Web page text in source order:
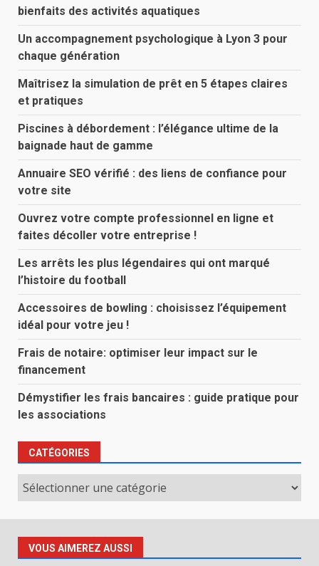
bienfaits des activités aquatiques
Un accompagnement psychologique à Lyon 3 pour
chaque génération
Maîtrisez la simulation de prêt en 5 étapes claires
et pratiques
Piscines à débordement : l’élégance ultime de la
baignade haut de gamme
Annuaire SEO vérifié : des liens de confiance pour
votre site
Ouvrez votre compte professionnel en ligne et
faites décoller votre entreprise !
Les arrêts les plus légendaires qui ont marqué
l’histoire du football
Accessoires de bowling : choisissez l’équipement
idéal pour votre jeu !
Frais de notaire: optimiser leur impact sur le
financement
Démystifier les frais bancaires : guide pratique pour
les associations
CATÉGORIES
Catégories
VOUS AIMEREZ AUSSI